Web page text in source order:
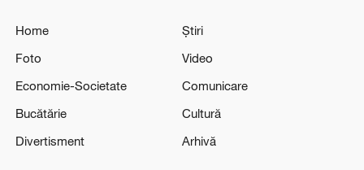
Home
Știri
Foto
Video
Economie-Societate
Comunicare
Bucătărie
Cultură
Divertisment
Arhivă